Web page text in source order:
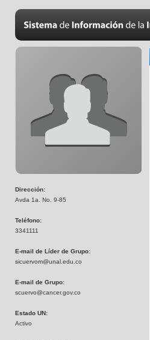
Dirección:
Avda 1a. No. 9-85
Teléfono:
3341111
E-mail de Líder de Grupo:
sicuervom@unal.edu.co
E-mail de Grupo:
scuervo@cancer.gov.co
Estado UN:
Activo